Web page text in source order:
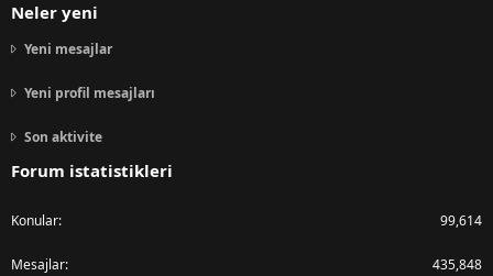
Neler yeni
Yeni mesajlar
Yeni profil mesajları
Son aktivite
Forum istatistikleri
Konular 99,614
Mesajlar 435,848